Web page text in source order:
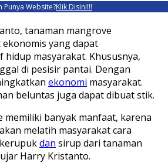
Punya Website?Klik Disini!!!
tanaman mangrove
yang dapat
masyarakat. Khususnya,
di pesisir pantai. Dengan
ekonomi masyarakat.
beluntas juga dapat dibuat stik.
memiliki banyak manfaat, karena
melatih masyarakat cara
dan sirup dari tanaman
Harry Kristanto.